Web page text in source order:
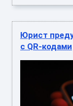
Юрист
с QR-кодами